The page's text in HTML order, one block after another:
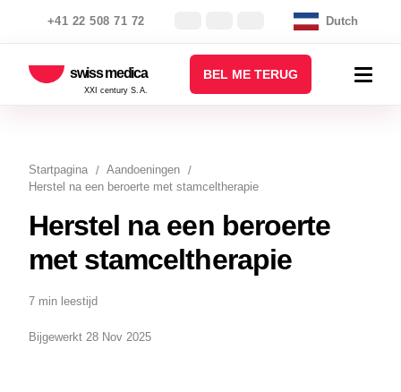
+41 22 508 71 72 Dutch
swiss medica
XXI century S.A.
BEL ME TERUG
Startpagina
Aandoeningen
Herstel na een beroerte met stamceltherapie
Herstel na een beroerte
met stamceltherapie
7 min leestijd
Bijgewerkt 28 Nov 2025